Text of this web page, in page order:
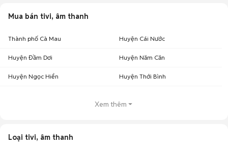
Mua bán tivi, âm thanh
Thành phố Cà Mau Huyện Cái Nước
Huyện Đầm Dơi Huyện Năm Căn
Huyện Ngọc Hiển Huyện Thới Bình
Xem thêm
Loại tivi, âm thanh